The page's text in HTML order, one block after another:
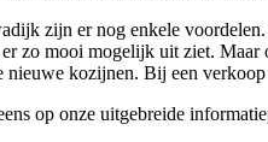
zijn er nog enkele
zo mooi mogelijk uit ziet.
nieuwe kozijnen. Bij een
op onze uitgebreide